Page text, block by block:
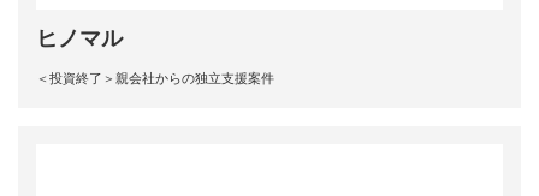
ヒノマル
＜投資終了＞親会社からの独立支援案件